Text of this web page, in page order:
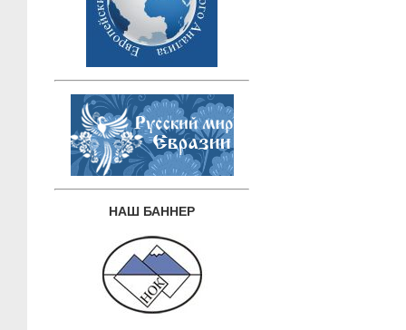
НАШ БАННЕР